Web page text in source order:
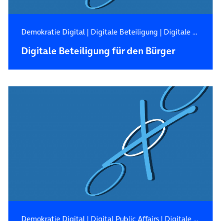
Demokratie Digital| Digitale Beteiligung | Digitale Zukunft
Digitale Beteiligung für den Bürger
Demokratie Digital| Digital Public Affairs| Digitale Beteiligung